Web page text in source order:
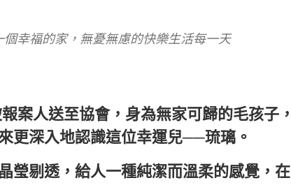
幸福的家，無憂無慮的快樂生活每一天
案人送至協會，身為無家可歸的毛孩子，
更深入地認識這位幸運兒──琉璃。
瑩剔透，給人一種純潔而溫柔的感覺，在